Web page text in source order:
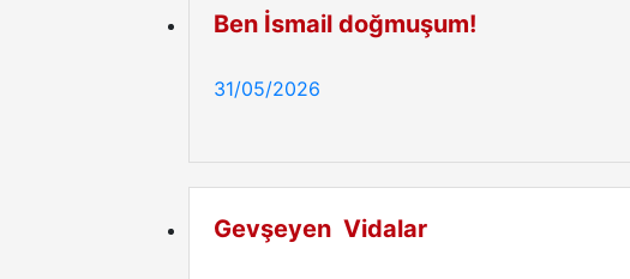
Ben İsmail doğmuşum!
31/05/2026
Gevşeyen Vidalar